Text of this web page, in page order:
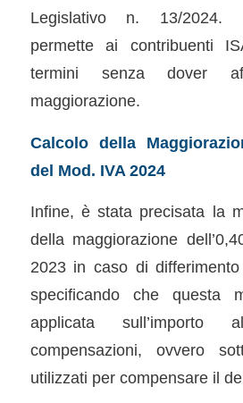
Legislativo n. 13/2024.
permette ai contribuenti
termini senza dover
maggiorazione.
Calcolo della
del Mod. IVA 2024
Infine, è stata precisata la
della maggiorazione
2023 in caso di
specificando che questa
applicata
compensazioni, ovvero
utilizzati per compensare il